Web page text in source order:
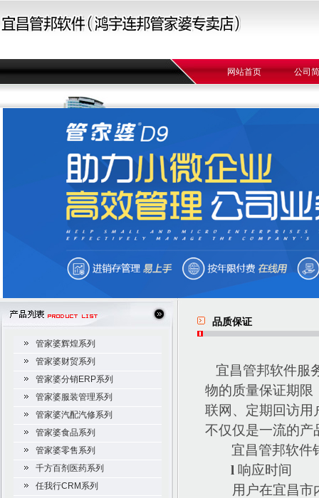
网站首页 公司
管家婆辉煌系列
管家婆财贸系列
管家婆分销ERP系列
管家婆服装管理系列
管家婆汽配汽修系列
管家婆食品系列
管家婆零售系列
千方百剂医药系列
任我行CRM系列
品质保证
宜昌管邦软件服
物的质量保证期限
联网、定期回访用
不仅仅是一流的产
宜昌管邦软件
l 响应时间
用户在宜昌市